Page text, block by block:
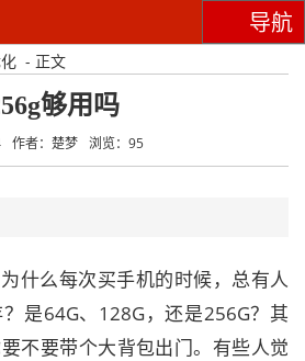
导航
- 正文
够用吗
作者：楚梦 浏览：95
什么每次买手机的时候，总有人
是64G、128G，还是256G？其
不要带个大背包出门。有些人觉